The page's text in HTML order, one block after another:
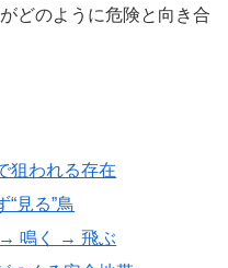
どのように危険と向き合
狙われる存在
見る”鳥
鳴く → 飛ぶ